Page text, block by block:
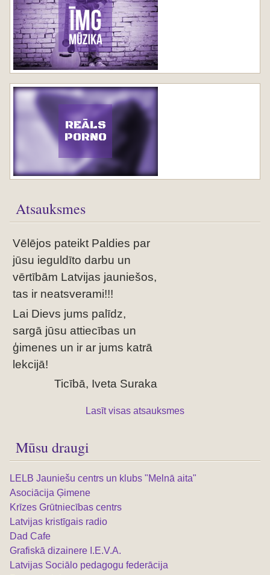
REĀLS
PORNO
Atsauksmes
Vēlējos pateikt Paldies par
jūsu ieguldīto darbu un
vērtībām Latvijas jauniešos,
tas ir neatsverami!!!
Lai Dievs jums palīdz,
sargā jūsu attiecības un
ģimenes un ir ar jums katrā
lekcijā!
Ticībā, Iveta Suraka
Lasīt visas atsauksmes
Mūsu draugi
LELB Jauniešu centrs un klubs "Melnā aita"
Asociācija Ģimene
Krīzes Grūtniecības centrs
Latvijas kristīgais radio
Dad Cafe
Grafiskā dizainere I.E.V.A.
Latvijas Sociālo pedagogu federācija